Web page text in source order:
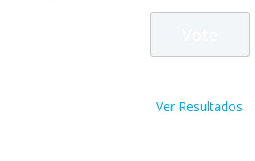
Ver Resultados